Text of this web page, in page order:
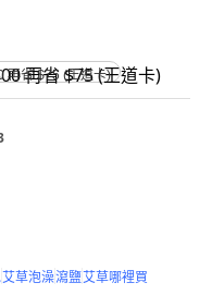
再省 $75 (王道卡)
艾草泡澡瀉鹽艾草哪裡買